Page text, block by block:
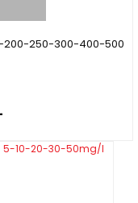
200-250-300-400-500